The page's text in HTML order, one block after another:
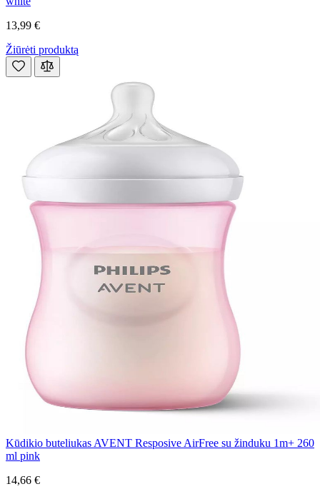
13,99 €
Žiūrėti produktą
Kūdikio buteliukas AVENT Resposive AirFree su žinduku 1m+ 260
ml pink
14,66 €